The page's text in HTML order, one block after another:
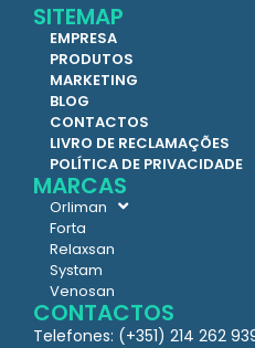
SITEMAP
EMPRESA
PRODUTOS
MARKETING
BLOG
CONTACTOS
LIVRO DE RECLAMAÇÕES
POLÍTICA DE PRIVACIDADE
MARCAS
Orliman
Forta
Relaxsan
Systam
Venosan
CONTACTOS
Telefones: (+351) 214 262